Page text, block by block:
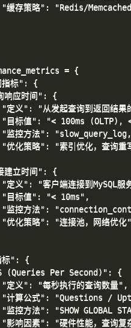
缓存策略": "Redis/
= {
标": {
应时间": {
义": "从发起查询到返回结果
目标值": "< 100ms (OLTP),
监控方法":
化策略": "索引优化，查询重
立时间": {
义": "客户端连接到MySQL服
目标值": "< 10ms",
监控方法":
化策略": "连接池，网络优化"
": {
(Queries Per Second)": {
义": "每秒执行的查询数量",
计算公式": "Questions /
监控方法": "SHOW GLOBAL
响因素": "硬件性能，查询复